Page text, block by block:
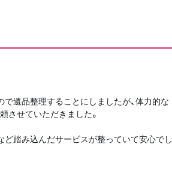
で遺品整理することにしましたが、体力的な
させていただきました。
ど踏み込んだサービスが整っていて安心でし